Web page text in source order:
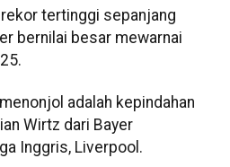
tertinggi sepanjang
bernilai besar mewarnai
adalah kepindahan
Wirtz dari Bayer
Inggris, Liverpool.